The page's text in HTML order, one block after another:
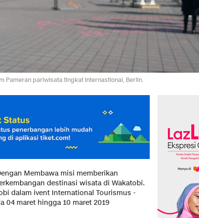
Pameran pariwisata tingkat Internastional, Berlin.
Membawa misi memberikan
destinasi wisata di Wakatobi.
dalam ivent International Tourismus -
04 maret hingga 10 maret 2019